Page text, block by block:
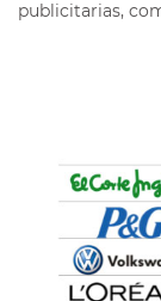
publicitarias,